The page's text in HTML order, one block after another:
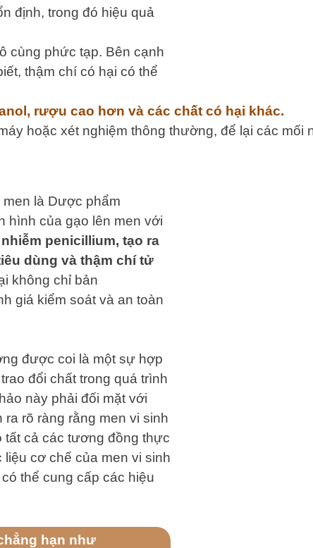
định, trong đó hiệu quả
cùng phức tạp. Bên cạnh
thậm chí có hại có thể
rượu cao hơn và các chất có hại khác.
hoặc xét nghiệm thông thường, để lại các mối
là Dược phẩm
hình của gạo lên men với
penicillium, tạo ra
dùng và thậm chí tử
không chỉ bản
giá kiểm soát và an toàn
được coi là một sự hợp
đổi chất trong quá trình
này phải đối mặt với
rõ ràng rằng men vi sinh
tất cả các tương đồng thực
cơ chế của men vi sinh
thể cung cấp các hiệu
hạn như